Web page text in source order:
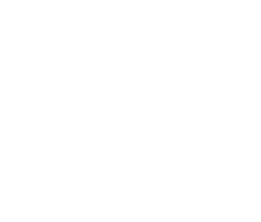
Service
erreichbar unter:
0